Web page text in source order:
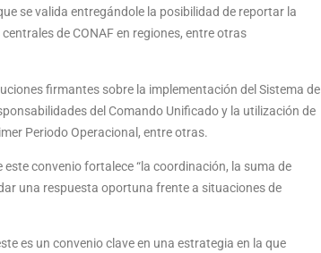
se valida entregándole la posibilidad de reportar la
de CONAF en regiones, entre otras
firmantes sobre la implementación del Sistema de
del Comando Unificado y la utilización de
Periodo Operacional, entre otras.
este convenio fortalece “la coordinación, la suma de
una respuesta oportuna frente a situaciones de
es un convenio clave en una estrategia en la que